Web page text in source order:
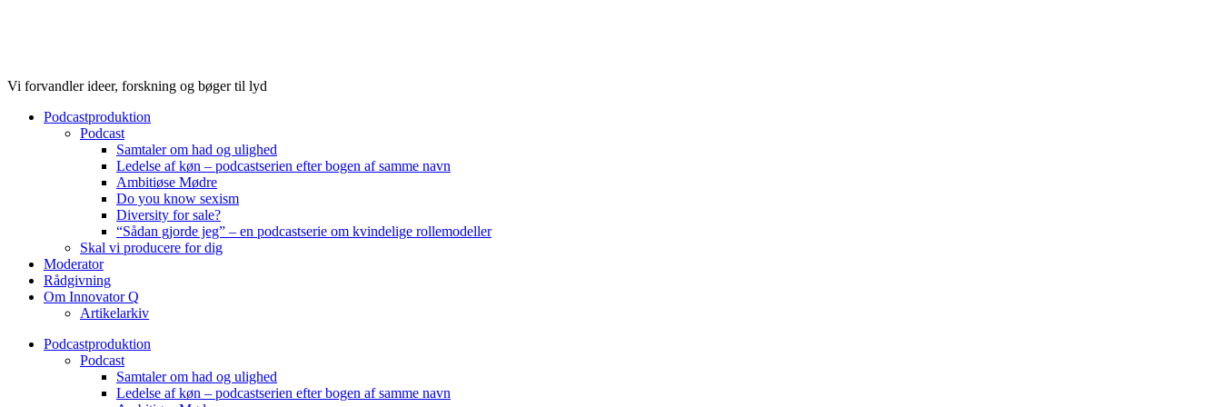
Vi forvandler ideer, forskning og bøger til lyd
Podcastproduktion
Podcast
Samtaler om had og ulighed
Ledelse af køn – podcastserien efter bogen af samme navn
Ambitiøse Mødre
Do you know sexism
Diversity for sale?
“Sådan gjorde jeg” – en podcastserie om kvindelige rollemodeller
Skal vi producere for dig
Moderator
Rådgivning
Om Innovator Q
Artikelarkiv
Podcastproduktion
Podcast
Samtaler om had og ulighed
Ledelse af køn – podcastserien efter bogen af samme navn